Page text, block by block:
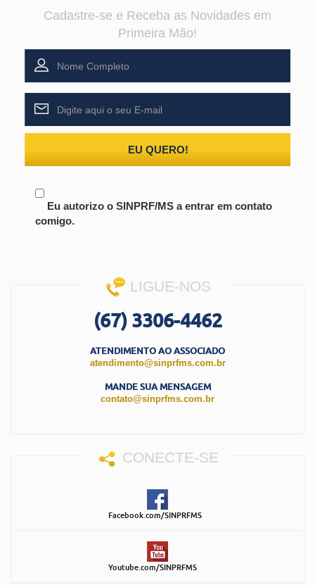
Cadastre-se e Receba as Novidades em
Primeira Mão!
EU QUERO!
Eu autorizo o SINPRF/MS a entrar em contato
comigo.
LIGUE-NOS
(67) 3306-4462
ATENDIMENTO AO ASSOCIADO
atendimento@sinprfms.com.br
MANDE SUA MENSAGEM
contato@sinprfms.com.br
CONECTE-SE
Facebook.com/SINPRFMS
Youtube.com/SINPRFMS